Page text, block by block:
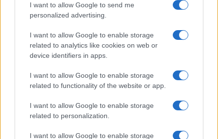
I want to allow Google to send me
personalized advertising.
I want to allow Google to enable storage
related to analytics like cookies on web or
device identifiers in apps.
I want to allow Google to enable storage
related to functionality of the website or app.
I want to allow Google to enable storage
related to personalization.
I want to allow Google to enable storage
Matteo Pellegrino ha organizzato una sfilata
pop-up nei vicoli del Quartieri Spagnoli per
promuovere giovani designer; è editorialista
moda che cura rubriche su artigianato e
tendenze locali. Nato a Napoli, conserva
bozze di pattern e appunti presi nelle sartorie